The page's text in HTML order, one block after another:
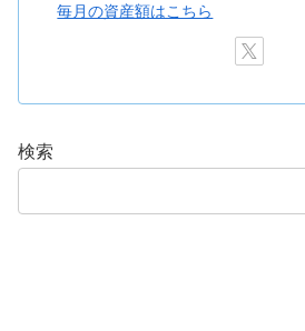
毎月の資産額はこちら
検索